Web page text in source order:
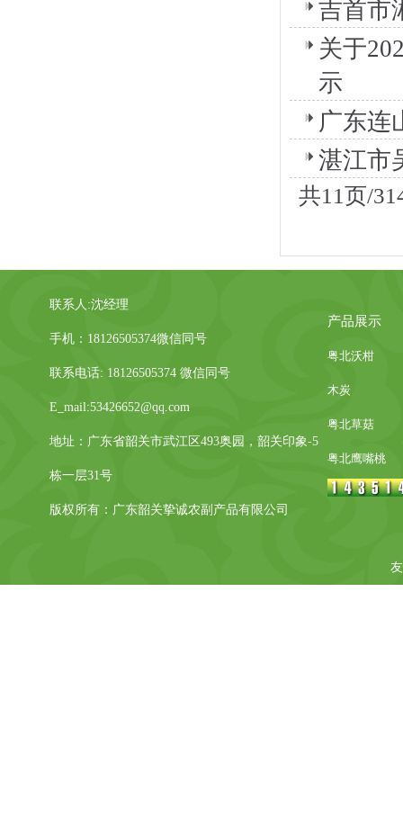
吉首市
关于
示
广东连
湛江市
共11页/
联系人:沈经理
手机：18126505374微信同号
联系电话: 18126505374 微信同号
E_mail:53426652@qq.com
地址：广东省韶关市武江区493奥园，韶关印象-5
栋一层31号
版权所有：广东韶关挚诚农副产品有限公司
产品展示
粤北沃柑
木炭
粤北草菇
粤北鹰嘴桃